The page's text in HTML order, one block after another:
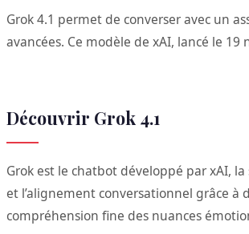
Grok 4.1 permet de converser avec un
avancées. Ce modèle de xAI, lancé le
Découvrir Grok 4.1
Grok est le chatbot développé par xAI,
et l’alignement conversationnel grâce
compréhension fine des nuances